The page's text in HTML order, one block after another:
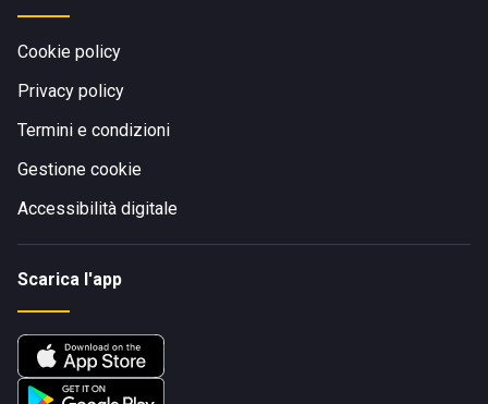
Cookie policy
Privacy policy
Termini e condizioni
Gestione cookie
Accessibilità digitale
Scarica l'app